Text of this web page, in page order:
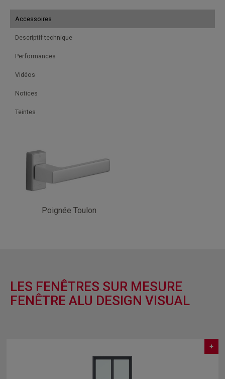
Accessoires
Descriptif technique
Performances
Vidéos
Notices
Teintes
Poignée Toulon
LES FENÊTRES SUR MESURE
FENÊTRE ALU DESIGN VISUAL
+